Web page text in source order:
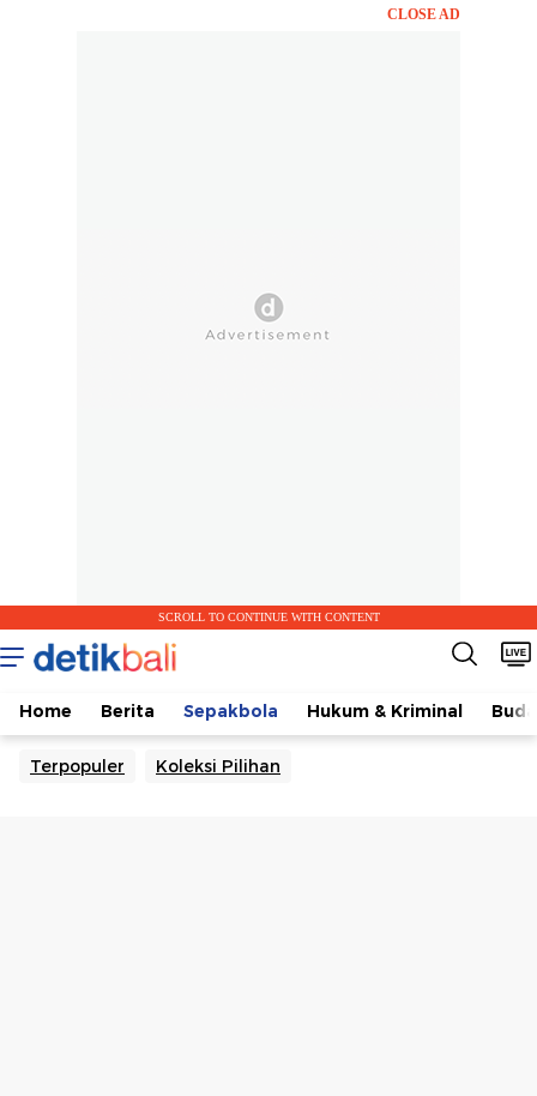
CLOSE AD
SCROLL TO CONTINUE WITH CONTENT
Home Berita Sepakbola Hukum & Kriminal
Terpopuler Koleksi Pilihan